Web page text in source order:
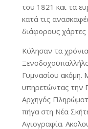
του 1821 και τα
κατά τις
διάφορους χάρτες
Κύλησαν τα
Γυμνασίου ακόμη.
υπηρετώντας την
Αρχηγός
πήγα στη Νέα
Αγιογραφία.